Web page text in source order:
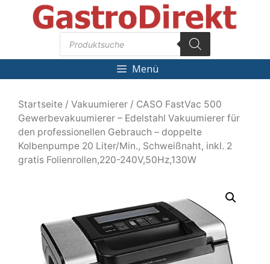
Products
search
Menü
Startseite / Vakuumierer / CASO FastVac 500
Gewerbevakuumierer – Edelstahl Vakuumierer für
den professionellen Gebrauch – doppelte
Kolbenpumpe 20 Liter/Min., Schweißnaht, inkl. 2
gratis Folienrollen,220-240V,50Hz,130W